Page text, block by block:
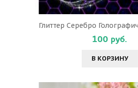
Глиттер Серебро
100 руб.
В КОРЗИНУ